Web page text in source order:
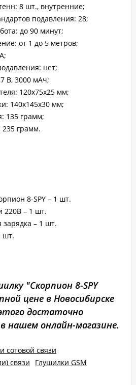
8 шт., внутренние;
подавления: 28;
до 90 минут;
от 1 до 5 метров;
нет;
В, 3000 мАч;
120x75x25 мм;
140x145x30 мм;
135 грамм;
235 грамм.
8-SPY – 1 шт.
220В – 1 шт.
– 1 шт.
шт.
"Скорпион 8-SPY
цене в Новосибирске
достаточно
нашем онлайн-магазине.
сотовой связи
связи
Глушилки GSM